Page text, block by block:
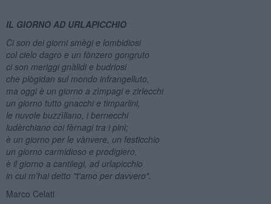
IL GIORNO AD URLAPICCHIO
Ci son dei giorni smègi e lombidiosi
col cielo dagro e un fònzero gongruto
ci son meriggi gnàlidi e budriosi
che plògidan sul mondo infrangelluto,
ma oggi è un giorno a zìmpagi e zirlecchi
un giorno tutto gnacchi e timparlini,
le nuvole buzzìllano, i bernecchi
ludèrchiano coi fèrnagi tra i pini;
è un giorno per le vànvere, un festicchio
un giorno carmidioso e prodigiero,
è il giorno a cantilegi, ad urlapicchio
in cui m'hai detto "t'amo per davvero".
Marco Celati